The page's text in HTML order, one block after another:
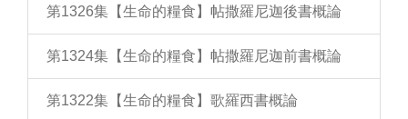
第1326集【生命的糧食】帖撒羅尼迦後書概論
第1324集【生命的糧食】帖撒羅尼迦前書概論
第1322集【生命的糧食】歌羅西書概論